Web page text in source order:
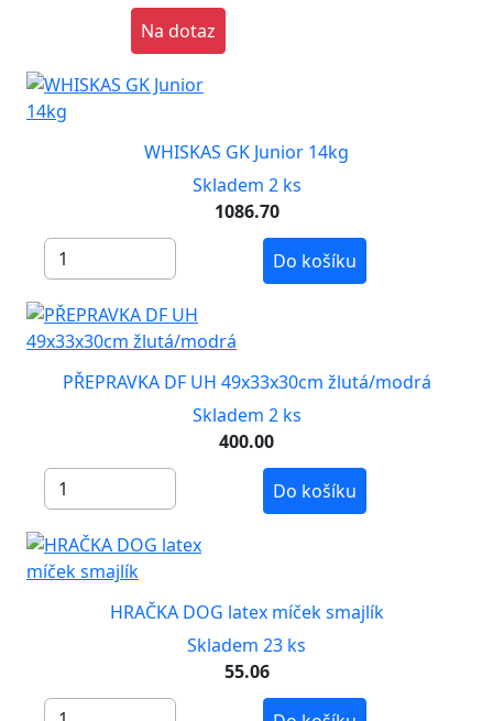
Na dotaz
WHISKAS GK Junior 14kg
Skladem 2 ks
1086.70
Do košíku
PŘEPRAVKA DF UH 49x33x30cm žlutá/modrá
Skladem 2 ks
400.00
Do košíku
HRAČKA DOG latex míček smajlík
Skladem 23 ks
55.06